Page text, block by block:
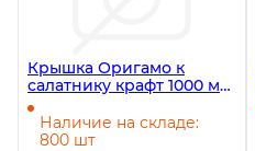
Крышка Оригамо к
салатнику крафт 1000 мл,
234х174 мм, 50 штук
Наличие на складе:
800 шт